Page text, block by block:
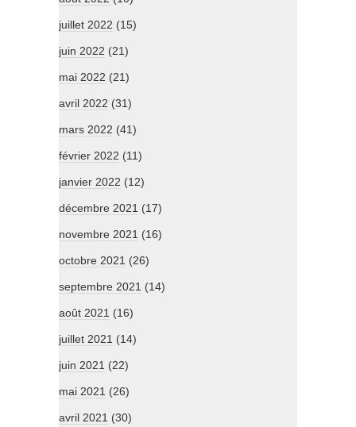
juillet 2022 (15)
juin 2022 (21)
mai 2022 (21)
avril 2022 (31)
mars 2022 (41)
février 2022 (11)
janvier 2022 (12)
décembre 2021 (17)
novembre 2021 (16)
octobre 2021 (26)
septembre 2021 (14)
août 2021 (16)
juillet 2021 (14)
juin 2021 (22)
mai 2021 (26)
avril 2021 (30)